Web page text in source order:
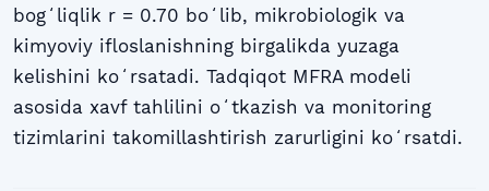
bogʻliqlik r = 0.70 boʻlib, mikrobiologik va
kimyoviy ifloslanishning birgalikda yuzaga
kelishini koʻrsatadi. Tadqiqot MFRA modeli
asosida xavf tahlilini oʻtkazish va monitoring
tizimlarini takomillashtirish zarurligini koʻrsatdi.